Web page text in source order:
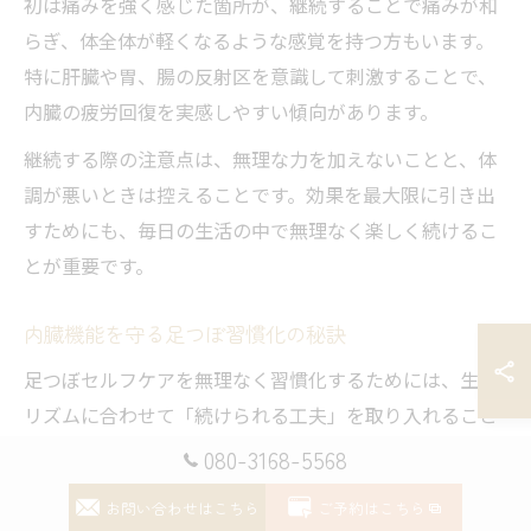
らぎ、体全体が軽くなるような感覚を持つ方もいます。
特に肝臓や胃、腸の反射区を意識して刺激することで、
内臓の疲労回復を実感しやすい傾向があります。
継続する際の注意点は、無理な力を加えないことと、体
調が悪いときは控えることです。効果を最大限に引き出
すためにも、毎日の生活の中で無理なく楽しく続けるこ
とが重要です。
内臓機能を守る足つぼ習慣化の秘訣
足つぼセルフケアを無理なく習慣化するためには、生活
リズムに合わせて「続けられる工夫」を取り入れること
が大切です。例えば、入浴後のリラックスタイムや就寝
前のひとときに、短時間でできる足つぼマッサージを取
り入れると続けやすくなります。特に内臓の反射区を意
080-3168-5568
お問い合わせはこちら ご予約はこちら